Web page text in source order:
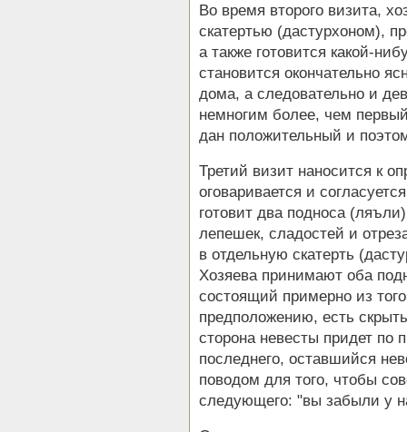
Во время второго визита,
скатертью (дастурхоном),
а также готовится какой-
становится окончательно
дома, а следовательно и
немногим более, чем
дан положительный и
Третий визит наносится к
оговаривается и
готовит два подноса
лепешек, сладостей и
в отдельную скатерть
Хозяева принимают оба
состоящий примерно из
предположению, есть
сторона невесты придет
последнего, оставшийся
поводом для того, чтобы
следующего: "вы забыли у